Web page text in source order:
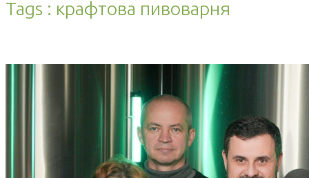
Tags : крафтова пивоварня